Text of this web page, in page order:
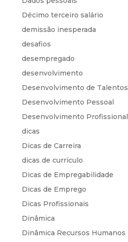
Décimo terceiro salário
demissão inesperada
desafios
desempregado
desenvolvimento
Desenvolvimento de Talentos
Desenvolvimento Pessoal
Desenvolvimento Profissional
dicas
Dicas de Carreira
dicas de currículo
Dicas de Empregabilidade
Dicas de Emprego
Dicas Profissionais
Dinâmica
Dinâmica Recursos Humanos